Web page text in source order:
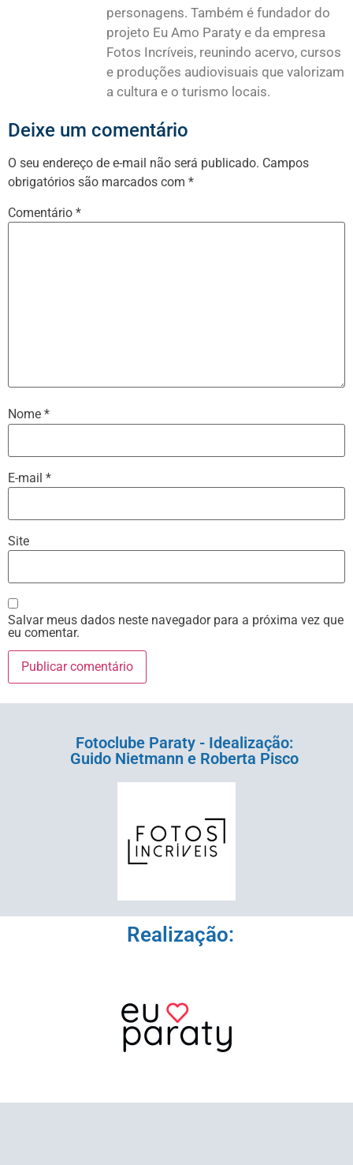
personagens. Também é fundador do
projeto Eu Amo Paraty e da empresa
Fotos Incríveis, reunindo acervo, cursos
e produções audiovisuais que valorizam
a cultura e o turismo locais.
Deixe um comentário
O seu endereço de e-mail não será publicado. Campos
obrigatórios são marcados com *
Comentário *
Nome *
E-mail *
Site
Salvar meus dados neste navegador para a próxima vez que
eu comentar.
Fotoclube Paraty - Idealização:
Guido Nietmann e Roberta Pisco
Realização: